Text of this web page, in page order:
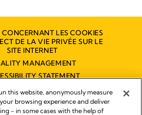
LES COOKIES
DE LA VIE PRIVÉE SUR LE
SITE INTERNET
MANAGEMENT
STATEMENT
NOUS CONTACTER
this website, anonymously measure
browsing experience and deliver
- in some cases with the help of